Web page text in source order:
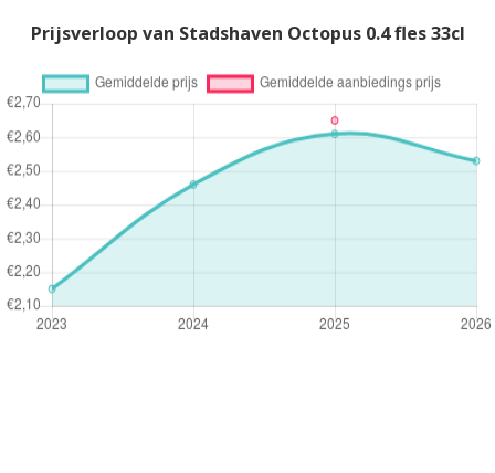
Prijsverloop van Stadshaven Octopus 0.4 fles 33cl